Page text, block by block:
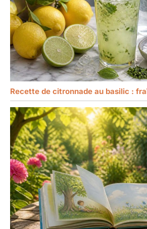
Recette de citronnade au basilic :